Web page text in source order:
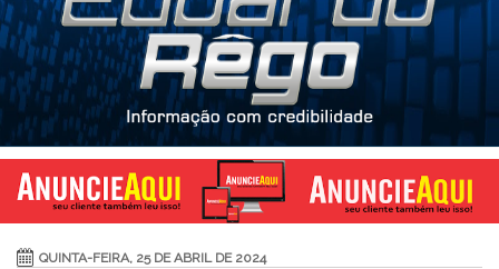
QUINTA-FEIRA, 25 DE ABRIL DE 2024